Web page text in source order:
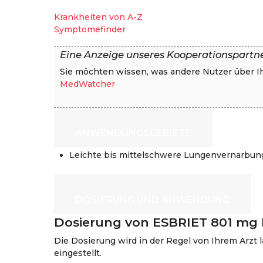
Krankheiten von A-Z
Symptomefinder
Eine Anzeige unseres
Sie möchten wissen, was andere Nutzer über
MedWatcher
Leichte bis mittelschwere
Dosierung von ESBRIET 801
Die Dosierung wird in der Regel von Ihrem Arzt
eingestellt.